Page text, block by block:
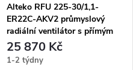
Alteko RFU 225-30/1,1-
ER22C-AKV2 průmyslový
radiální ventilátor s přímým
pohonem AC
25 870 Kč
1-2 týdny